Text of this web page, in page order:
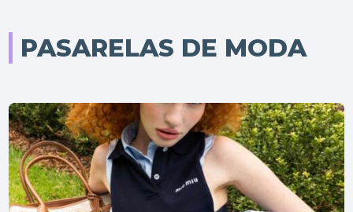
PASARELAS DE MODA